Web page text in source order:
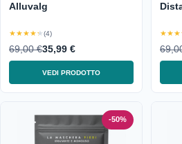
Alluvalg
★★★★★(4)
69,00 €35,99 €
VEDI PRODOTTO
-50%